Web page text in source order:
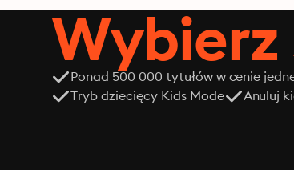
Wybierz
Ponad 500 000 tytułów w cenie
Tryb dziecięcy Kids Mode
Anuluj